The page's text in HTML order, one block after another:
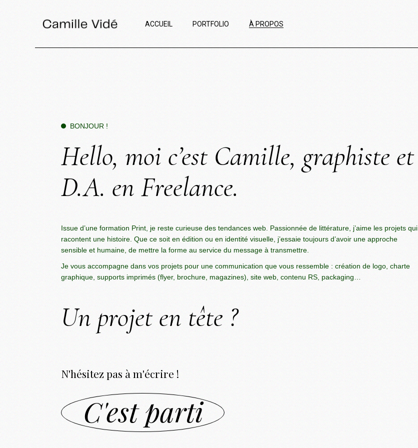
ACCUEIL PORTFOLIO À PROPOS
BONJOUR !
Hello, moi c’est Camille, graphiste et
D.A. en Freelance.
Issue d’une formation Print, je reste curieuse des tendances web. Passionnée de littérature, j’aime les projets qui
racontent une histoire. Que ce soit en édition ou en identité visuelle, j’essaie toujours d’avoir une approche
sensible et humaine, de mettre la forme au service du message à transmettre.
Je vous accompagne dans vos projets pour une communication que vous ressemble : création de logo, charte
graphique, supports imprimés (flyer, brochure, magazines), site web, contenu RS, packaging…
Un projet en tête ?
N'hésitez pas à m'écrire !
C'est parti